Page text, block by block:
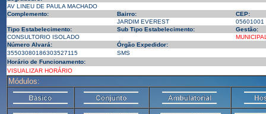
AV LINEU DE PAULA MACHADO
Complemento:
Bairro:
CEP:
JARDIM EVEREST
05601001
Tipo Estabelecimento:
Sub Tipo Estabelecimento:
Gestão:
CONSULTORIO ISOLADO
Número Alvará:
Órgão Expedidor:
35503080186303527115
SMS
Horário de Funcionamento:
VISUALIZAR HORÁRIO
Módulos: